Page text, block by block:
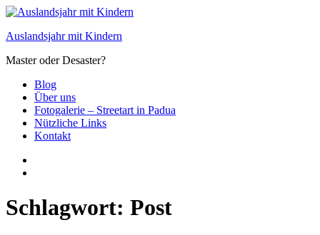
Zum
springen
Auslandsjahr mit Kindern
Master oder Desaster?
Blog
Über uns
Fotogalerie – Streetart in Padua
Nützliche Links
Kontakt
Schlagwort: Post